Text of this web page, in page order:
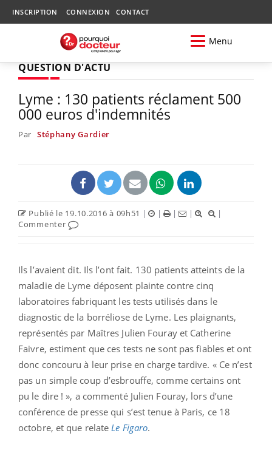
INSCRIPTION CONNEXION CONTACT
Menu
QUESTION D'ACTU
Lyme : 130 patients réclament 500
000 euros d'indemnités
Par Stéphany Gardier
Publié le 19.10.2016 à 09h51 | | | |
|
Commenter
Ils l’avaient dit. Ils l’ont fait. 130 patients atteints de la
maladie de Lyme déposent plainte contre cinq
laboratoires fabriquant les tests utilisés dans le
diagnostic de la borréliose de Lyme. Les plaignants,
représentés par Maîtres Julien Fouray et Catherine
Faivre, estiment que ces tests ne sont pas fiables et ont
donc concouru à leur prise en charge tardive. « Ce n’est
pas un simple coup d’esbrouffe, comme certains ont
pu le dire ! », a commenté Julien Fouray, lors d’une
conférence de presse qui s’est tenue à Paris, ce 18
octobre, et que relate Le Figaro.